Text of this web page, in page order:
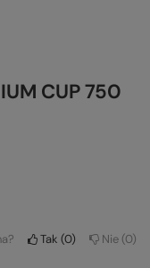
CUP 750
Tak 0 Nie 0